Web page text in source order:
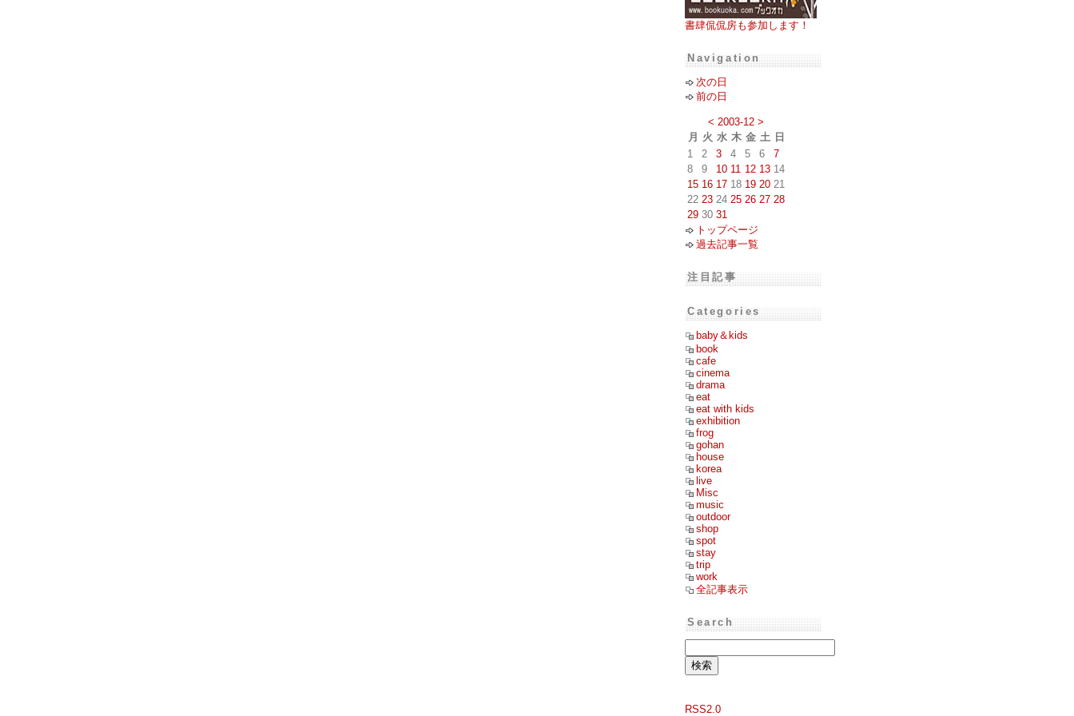
書肆侃侃房も参加します！
Navigation
次の日
前の日
< 2003-12 >
月
火 水 木 金 土 日
1
2 3 4 5 6
7
8
9 10 11 12 13 14
15 16 17 18 19 20 21
22 23 24 25 26 27 28
29 30 31
トップページ
過去記事一覧
注目記事
Categories
baby＆kids
book
cafe
cinema
drama
eat
eat with kids
exhibition
frog
gohan
house
korea
live
Misc
music
outdoor
shop
spot
stay
trip
work
全記事表示
Search
RSS2.0